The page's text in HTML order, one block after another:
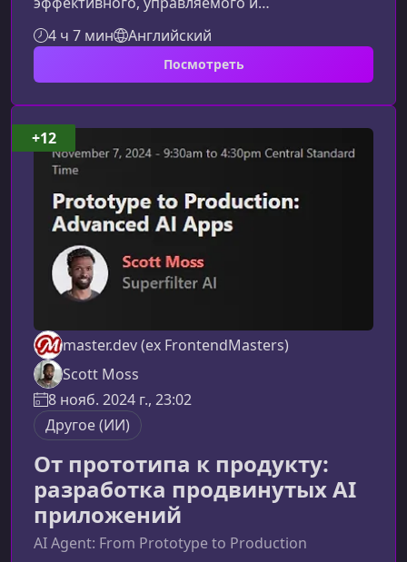
масштабируемого AI‑агента с нуля. Материал
подаётся через практические шаги — от
настройки серверной архитектуры до
оптимизации производительности.Что вы
изучите в процессе обученияОбучение
сочетает глубокое понимание технологий и
реальную разработку, чтобы вы могли
уверенно создавать и развивать собствен
4 ч 7 мин Английский
Посмотреть
master.dev (ex FrontendMasters)
Scott Moss
8 нояб. 2024 г., 23:02
Другое (ИИ)
От прототипа к продукту:
разработка продвинутых AI
приложений
AI Agent: From Prototype to Production
+12